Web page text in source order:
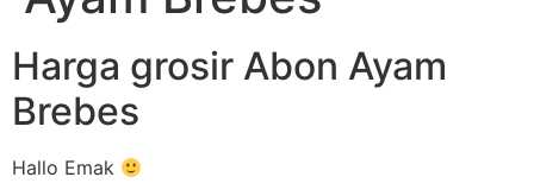
Harga grosir Abon Ayam
Brebes
Hallo Emak